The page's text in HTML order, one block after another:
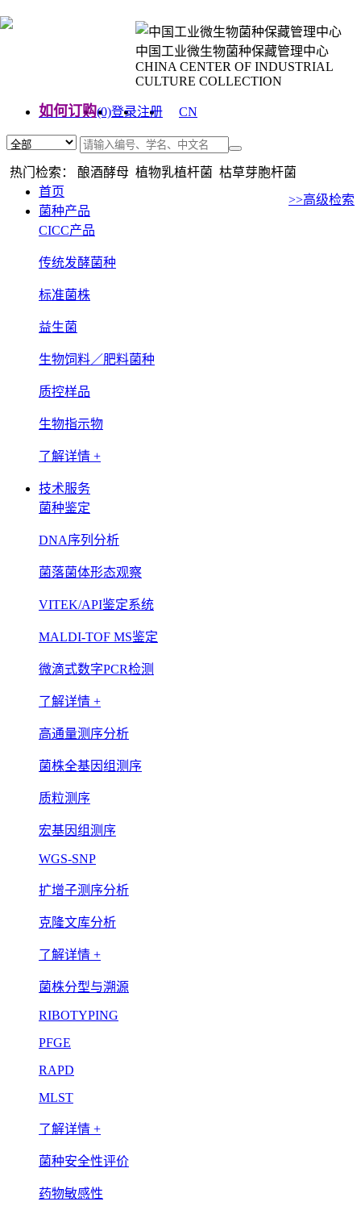
中国工业微生物菌种保藏管理中心
CHINA CENTER OF INDUSTRIAL
CULTURE COLLECTION
如何订购(0)登录注册
CN
热门检索： 酿酒酵母 植物乳植杆菌 枯草芽胞杆菌
>>高级检索
首页
菌种产品
CICC产品
传统发酵菌种
标准菌株
益生菌
生物饲料／肥料菌种
质控样品
生物指示物
了解详情 +
技术服务
菌种鉴定
DNA序列分析
菌落菌体形态观察
VITEK/API鉴定系统
MALDI-TOF MS鉴定
微滴式数字PCR检测
了解详情 +
高通量测序分析
菌株全基因组测序
质粒测序
宏基因组测序
WGS-SNP
扩增子测序分析
克隆文库分析
了解详情 +
菌株分型与溯源
RIBOTYPING
PFGE
RAPD
MLST
了解详情 +
菌种安全性评价
药物敏感性